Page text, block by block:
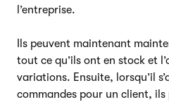
l’entreprise.
Ils peuvent maintenant
tout ce qu’ils ont en stock et
variations. Ensuite, lorsqu’il
commandes pour un client,